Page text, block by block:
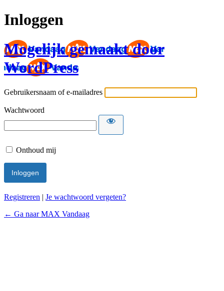
Inloggen
Mogelijk gemaakt door
WordPress
Gebruikersnaam of e-mailadres
Wachtwoord
Onthoud mij
Registreren | Je wachtwoord vergeten?
← Ga naar MAX Vandaag